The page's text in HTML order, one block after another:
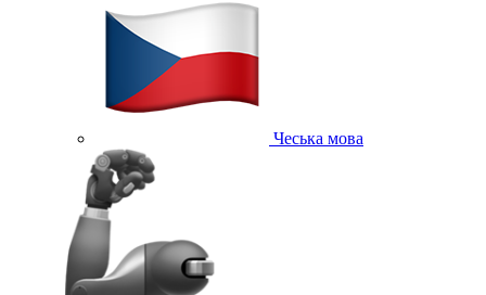
Чеська мова